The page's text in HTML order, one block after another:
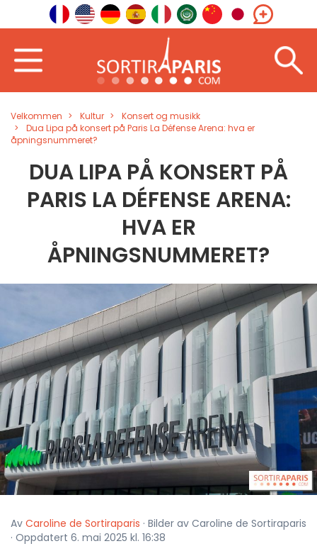
Velkommen Kultur
Konsert og musikk
Dua Lipa på konsert på Paris La Défense Arena: hva er
åpningsnummeret?
DUA LIPA PÅ KONSERT PÅ
PARIS LA DÉFENSE ARENA:
HVA ER
ÅPNINGSNUMMERET?
Av Caroline de Sortiraparis · Bilder av Caroline de Sortiraparis
· Oppdatert 6. mai 2025 kl. 16:38